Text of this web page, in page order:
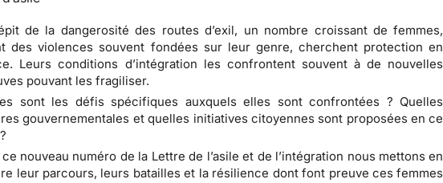
de la dangerosité des routes d’exil, un nombre croissant de femmes,
des violences souvent fondées sur leur genre, cherchent protection en
Leurs conditions d’intégration les confrontent souvent à de nouvelles
pouvant les fragiliser.
sont les défis spécifiques auxquels elles sont confrontées ? Quelles
gouvernementales et quelles initiatives citoyennes sont proposées en ce
ce nouveau numéro de la Lettre de l’asile et de l’intégration nous mettons en
leur parcours, leurs batailles et la résilience dont font preuve ces femmes